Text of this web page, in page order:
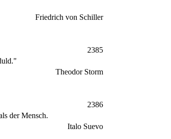
Friedrich von Schiller
2385
Theodor Storm
2386
der Mensch.
Italo Suevo